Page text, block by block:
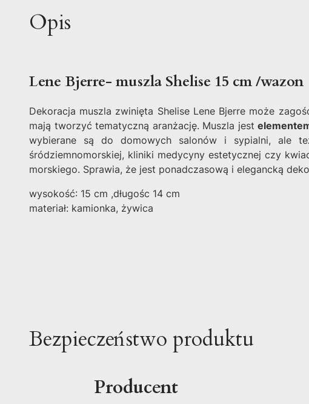
Opis
Lene Bjerre- muszla Shelise 15 cm /wazon
Dekoracja muszla zwinięta Shelise Lene Bjerre może
mają tworzyć tematyczną aranżację. Muszla jest
wybierane są do domowych salonów i sypialni,
śródziemnomorskiej, kliniki medycyny estetycznej czy
morskiego. Sprawia, że jest ponadczasową i elegancką
wysokość: 15 cm ,długośc 14 cm
materiał: kamionka, żywica
Bezpieczeństwo produktu
Producent